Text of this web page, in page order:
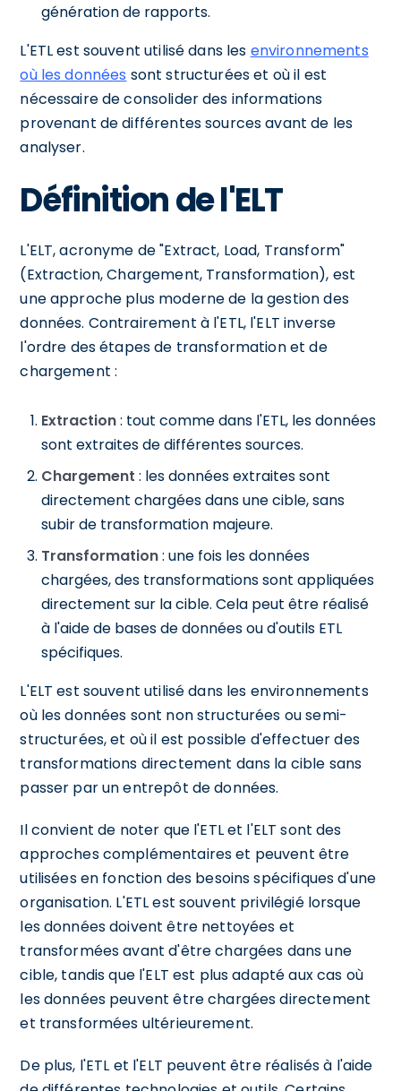
génération de rapports.
L'ETL est souvent utilisé dans les environnements
où les données sont structurées et où il est
nécessaire de consolider des informations
provenant de différentes sources avant de les
analyser.
Définition de l'ELT
L'ELT, acronyme de "Extract, Load, Transform"
(Extraction, Chargement, Transformation), est
une approche plus moderne de la gestion des
données. Contrairement à l'ETL, l'ELT inverse
l'ordre des étapes de transformation et de
chargement :
Extraction: tout comme dans l'ETL, les données
sont extraites de différentes sources.
Chargement : les données extraites sont
directement chargées dans une cible, sans
subir de transformation majeure.
Transformation: une fois les données
chargées, des transformations sont appliquées
directement sur la cible. Cela peut être réalisé
à l'aide de bases de données ou d'outils ETL
spécifiques.
L'ELT est souvent utilisé dans les environnements
où les données sont non structurées ou semi-
structurées, et où il est possible d'effectuer des
transformations directement dans la cible sans
passer par un entrepôt de données.
Il convient de noter que l'ETL et l'ELT sont des
approches complémentaires et peuvent être
utilisées en fonction des besoins spécifiques d'une
organisation. L'ETL est souvent privilégié lorsque
les données doivent être nettoyées et
transformées avant d'être chargées dans une
cible, tandis que l'ELT est plus adapté aux cas où
les données peuvent être chargées directement
et transformées ultérieurement.
De plus, l'ETL et l'ELT peuvent être réalisés à l'aide